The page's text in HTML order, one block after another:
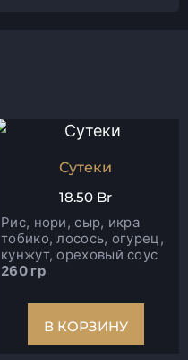
Сутеки
18.50 Br
Рис, нори, сыр, икра
тобико, лосось, огурец,
кунжут, ореховый соус
260 гр
В КОРЗИНУ